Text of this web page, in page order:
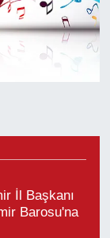
İl Başkanı
Barosu'na